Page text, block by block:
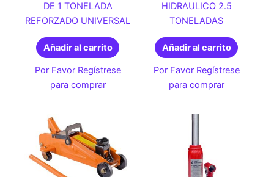
DE 1 TONELADA
REFORZADO UNIVERSAL
Añadir al carrito
Por Favor Regístrese
para comprar
HIDRAULICO 2.5
TONELADAS
Añadir al carrito
Por Favor Regístrese
para comprar